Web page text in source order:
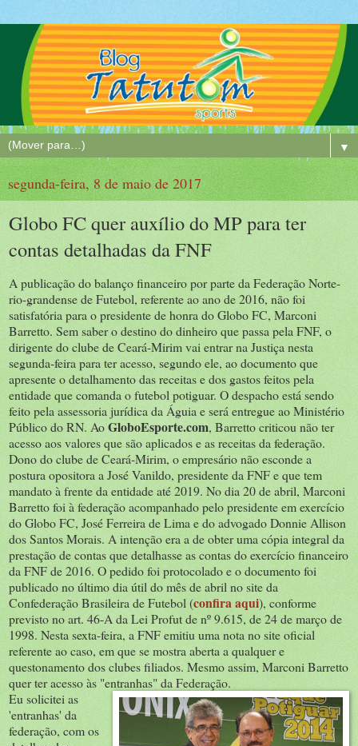
▼
segunda-feira, 8 de maio de 2017
Globo FC quer auxílio do MP para ter
contas detalhadas da FNF
A publicação do balanço financeiro por parte da Federação Norte-
rio-grandense de Futebol, referente ao ano de 2016, não foi
satisfatória para o presidente de honra do Globo FC, Marconi
Barretto. Sem saber o destino do dinheiro que passa pela FNF, o
dirigente do clube de Ceará-Mirim vai entrar na Justiça nesta
segunda-feira para ter acesso, segundo ele, ao documento que
apresente o detalhamento das receitas e dos gastos feitos pela
entidade que comanda o futebol potiguar. O despacho está sendo
feito pela assessoria jurídica da Águia e será entregue ao Ministério
Público do RN. AoGloboEsporte.com, Barretto criticou não ter
acesso aos valores que são aplicados e as receitas da federação.
Dono do clube de Ceará-Mirim, o empresário não esconde a
postura opositora a José Vanildo, presidente da FNF e que tem
mandato à frente da entidade até 2019. No dia 20 de abril, Marconi
Barretto foi à federação acompanhado pelo presidente em exercício
do Globo FC, José Ferreira de Lima e do advogado Donnie Allison
dos Santos Morais. A intenção era a de obter uma cópia integral da
prestação de contas que detalhasse as contas do exercício financeiro
da FNF de 2016. O pedido foi protocolado e o documento foi
publicado no último dia útil do mês de abril no site da
Confederação Brasileira de Futebol (confira aqui), conforme
previsto no art. 46-A da Lei Profut de nº 9.615, de 24 de março de
1998. Nesta sexta-feira, a FNF emitiu uma nota no site oficial
referente ao caso, em que se mostra aberta a qualquer e
questonamento dos clubes filiados. Mesmo assim, Marconi Barretto
quer ter acesso às "entranhas" da Federação.
Eu solicitei as
'entranhas' da
federação, com os